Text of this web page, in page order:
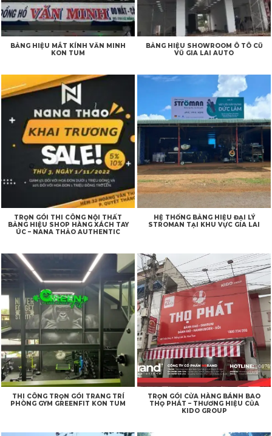
BẢNG HIỆU MẮT KÍNH VĂN MINH
KON TUM
BẢNG HIỆU SHOWROOM Ô TÔ CŨ
VŨ GIA LAI AUTO
TRỌN GÓI THI CÔNG NỘI THẤT
BẢNG HIỆU SHOP HÀNG XÁCH TAY
ÚC – NANA THẢO AUTHENTIC
HỆ THỐNG BẢNG HIỆU ĐẠI LÝ
STROMAN TẠI KHU VỰC GIA LAI
THI CÔNG TRỌN GÓI TRANG TRÍ
PHÒNG GYM GREENFIT KON TUM
TRỌN GÓI CỬA HÀNG BÁNH BAO
THỌ PHÁT – THƯƠNG HIỆU CỦA
KIDO GROUP